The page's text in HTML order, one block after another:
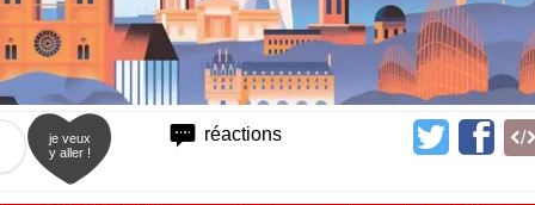
réactions
je veux
y aller !